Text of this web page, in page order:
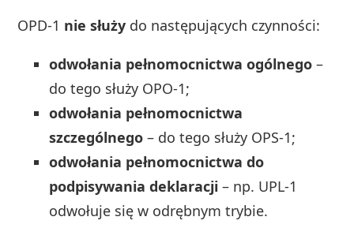
OPD‑1 nie służy do następujących czynności:
odwołania pełnomocnictwa ogólnego –
do tego służy OPO-1;
odwołania pełnomocnictwa
szczególnego – do tego służy OPS-1;
odwołania pełnomocnictwa do
podpisywania deklaracji – np. UPL‑1
odwołuje się w odrębnym trybie.